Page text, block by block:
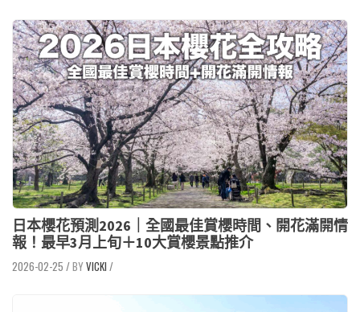
日本櫻花預測2026｜全國最佳賞櫻時間、開花滿開情
報！最早3月上旬＋10大賞櫻景點推介
2026-02-25 / VICKI /